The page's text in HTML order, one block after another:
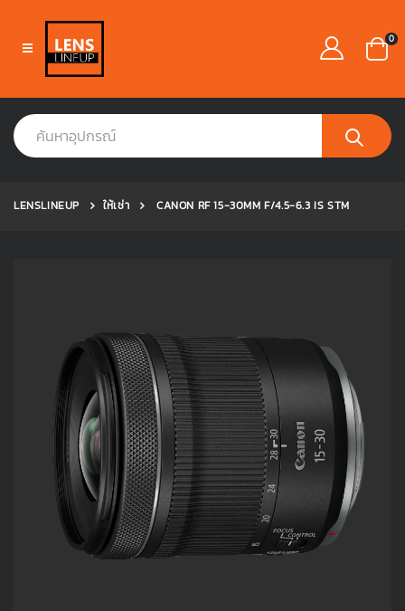
0
LENSLINEUP ให้เช่า CANON RF 15-30MM F/4.5-6.3 IS STM